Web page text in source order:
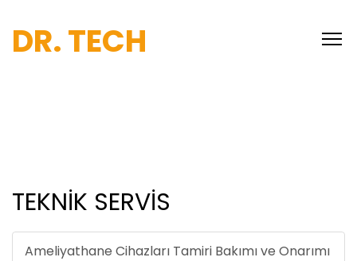
DR. TECH
TEKNİK SERVİS
Ameliyathane Cihazları Tamiri Bakımı ve Onarımı